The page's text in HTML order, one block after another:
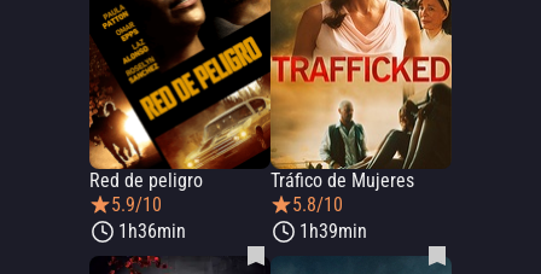
Red de peligro
5.9/10
1h36min
Tráfico de Mujeres
5.8/10
1h39min